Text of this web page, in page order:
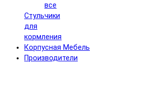
все
Стульчики
для
кормления
Корпусная Мебель
Производители